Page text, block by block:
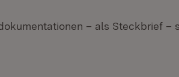
– als Steckbrief –